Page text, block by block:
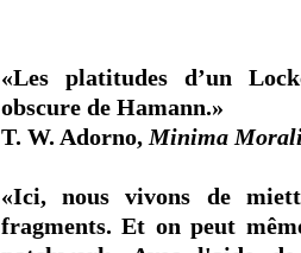
«Les platitudes d’un
obscure de Hamann.»
T. W. Adorno, Minima
«Ici, nous vivons de
fragments. Et on peut